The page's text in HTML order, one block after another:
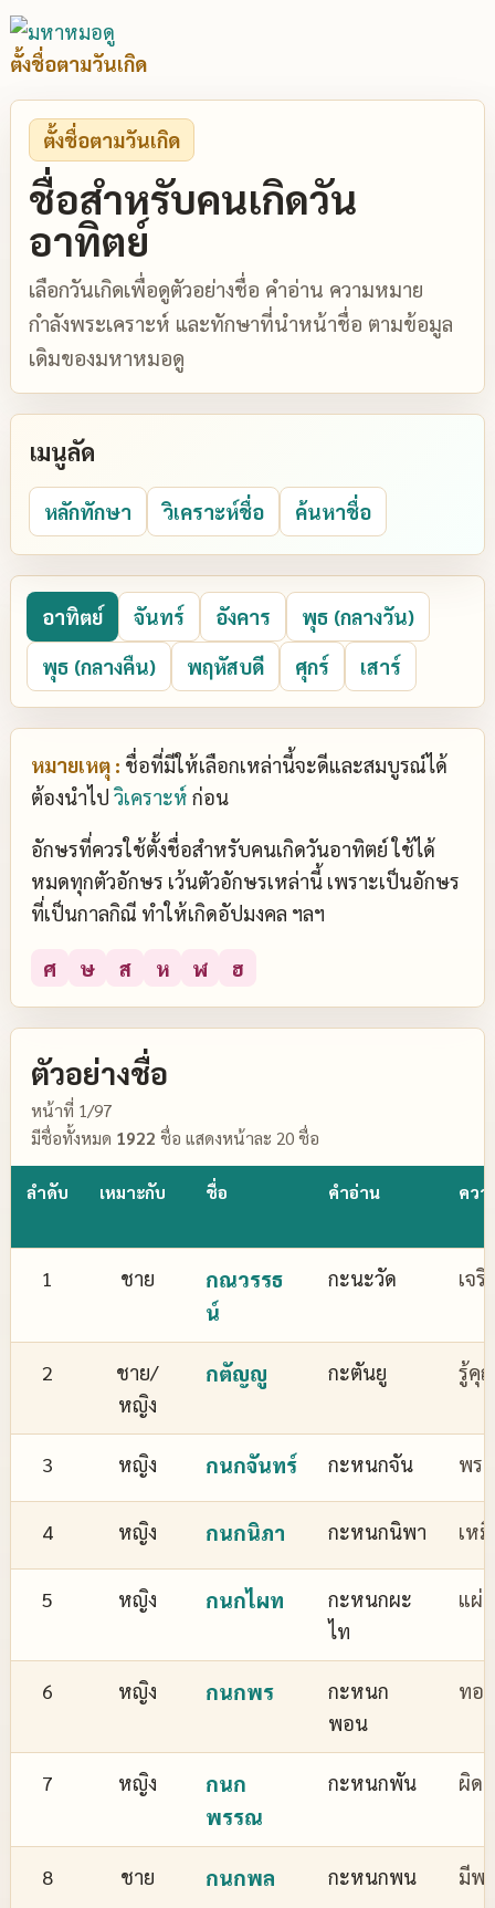
ตั้งชื่อตามวันเกิด
ตั้งชื่อตามวันเกิด
ชื่อสำหรับคนเกิดวัน
อาทิตย์
เลือกวันเกิดเพื่อดูตัวอย่างชื่อ คำอ่าน ความหมาย
กำลังพระเคราะห์ และทักษาที่นำหน้าชื่อ ตามข้อมูล
เดิมของมหาหมอดู
เมนูลัด
หลักทักษา วิเคราะห์ชื่อ ค้นหาชื่อ
อาทิตย์ จันทร์ อังคาร
พุธ (กลางวัน)
พุธ (กลางคืน)
พฤหัสบดี ศุกร์ เสาร์
หมายเหตุ : ชื่อที่มีให้เลือกเหล่านี้จะดีและสมบูรณ์ได้
ต้องนำไป วิเคราะห์ ก่อน
อักษรที่ควรใช้ตั้งชื่อสำหรับคนเกิดวันอาทิตย์ ใช้ได้
หมดทุกตัวอักษร เว้นตัวอักษรเหล่านี้ เพราะเป็นอักษร
ที่เป็นกาลกิณี ทำให้เกิดอัปมงคล ฯลฯ
ศ ษ ส ห ฬ ฮ
ตัวอย่างชื่อ
หน้าที่ 1/97
มีชื่อทั้งหมด 1922 ชื่อ แสดงหน้าละ 20 ชื่อ
ลำดับ เหมาะกับ ชื่อ คำอ่าน คว
1 ชาย
กณวรรธ
น์
กะนะวัด เจ
2
ชาย/
หญิง
กตัญญู กะตันยู รู้คุ
3 หญิง กนกจันทร์ กะหนกจัน พร
4 หญิง กนกนิภา กะหนกนิพา เห
5 หญิง กนกไผท
กะหนกผะ
ไท
แผ่
6 หญิง กนกพร
กะหนก
พอน
ทอ
7 หญิง
กนก
พรรณ
กะหนกพัน ผิด
8 ชาย กนกพล กะหนกพน มีพ